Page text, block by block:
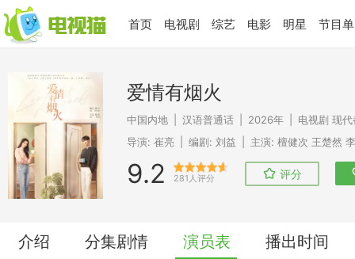
首页 电视剧 综艺 电影 明星 节目单
爱情有烟火
中国内地 汉语普通话 2026年 电视剧 现代
导演: 崔亮 编剧: 刘益 主演: 檀健次 王楚然
9.2 281人评分 评分
介绍 分集剧情 演员表 播出时间